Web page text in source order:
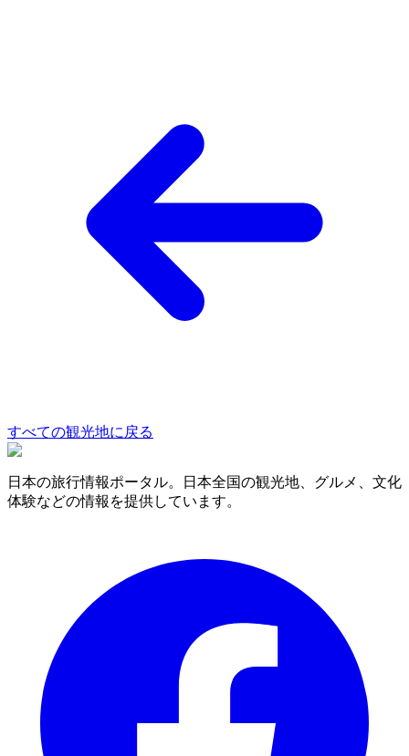
すべての観光地に戻る
日本の旅行情報ポータル。日本全国の観光地、グルメ、文化
体験などの情報を提供しています。